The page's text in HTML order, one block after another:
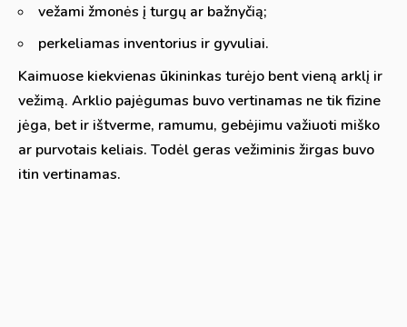
vežami žmonės į turgų ar bažnyčią;
perkeliamas inventorius ir gyvuliai.
Kaimuose kiekvienas ūkininkas turėjo bent vieną arklį ir
vežimą. Arklio pajėgumas buvo vertinamas ne tik fizine
jėga, bet ir ištverme, ramumu, gebėjimu važiuoti miško
ar purvotais keliais. Todėl geras vežiminis žirgas buvo
itin vertinamas.